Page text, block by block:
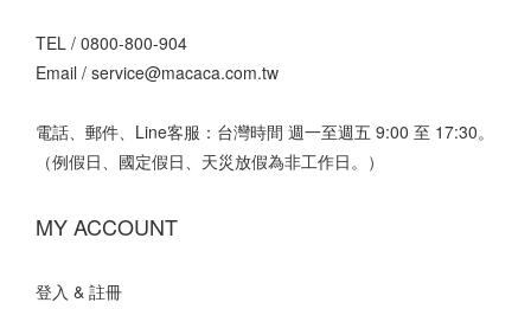
TEL / 0800-800-904
Email / service@macaca.com.tw
電話、郵件、Line客服：台灣時間 週一至週五 9:00 至 17:30。
（例假日、國定假日、天災放假為非工作日。）
MY ACCOUNT
登入 & 註冊